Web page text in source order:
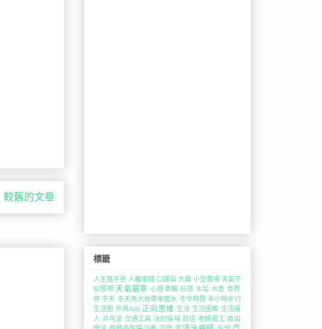
較舊的文章
標籤
人生路不熟 人離鄉賤 口譯員 大霧 小型農場 天氣不
似預期 天氣嚴寒 心理準備 日落 水垢 水壺 世界
杯 冬天 冬天為大地帶來雨水 冬令時間 半小時步行
生活圈 外賣App 正向思維 生活 生活困難 生活逼
人 乒乓波 交通工具 冰封操場 百佳 老師罷工 自由